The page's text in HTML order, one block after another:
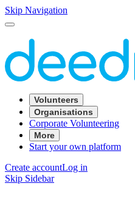
Skip Navigation
Volunteers
Organisations
Corporate Volunteering
More
Start your own platform
Create accountLog in
Skip Sidebar